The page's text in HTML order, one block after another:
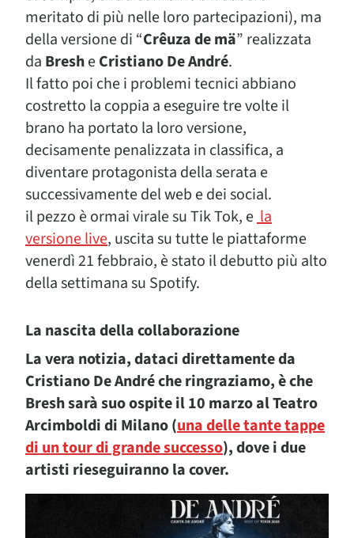
meritato di più nelle loro partecipazioni), ma
della versione di “Crêuza de mä” realizzata
da BresheCristiano De André.
Il fatto poi che i problemi tecnici abbiano
costretto la coppia a eseguire tre volte il
brano ha portato la loro versione,
decisamente penalizzata in classifica, a
diventare protagonista della serata e
successivamente del web e dei social.
il pezzo è ormai virale su Tik Tok, ela
versione live, uscita su tutte le piattaforme
venerdì 21 febbraio, è stato il debutto più alto
della settimana su Spotify.
La nascita della collaborazione
La vera notizia, dataci direttamente da
Cristiano De André che ringraziamo, è che
Bresh sarà suo ospite il 10 marzo al Teatro
Arcimboldi di Milano (una delle tante tappe
di un tour di grande successo), dove i due
artisti rieseguiranno la cover.